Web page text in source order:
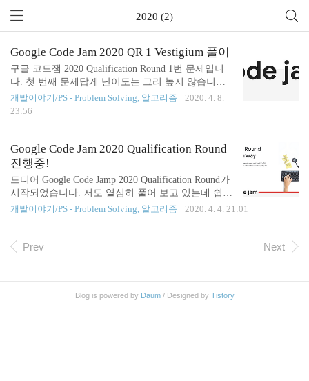
2020 (2)
Google Code Jam 2020 QR 1 Vestigium 풀이
구글 코드잼 2020 Qualification Round 1번 문제입니
다. 첫 번째 문제답게 난이도는 그리 높지 않습니다.
문제를 읽어 봅시다. 문제를 해석해 봅시다. Vestigiu
m은 라틴어로 "추적하다(trace)"를 의미합니다. 이 문
선(왼쪽 위에서 오른쪽 아래로 긋는)의 합입니다. N-
by-N 매트릭스 이면서 행(row)과 열(column)의 숫자
가 N개의 서로 다른 숫자이면서 반복되지 않는다면
Latin square입니다. 주어지는 매트릭스는 1과 N사이
의 숫자로 이루어져 있습니다. 우리는 trace를 구하고
싶고 이 매트릭스가 natural Latin sq..
개발이야기/PS - Problem Solving, 알고리즘
2020. 4. 8.
23:56
Google Code Jam 2020 Qualification Round
진행중!
드디어 Google Code Jamp 2020 Qualification Round가
시작되었습니다. 저도 열심히 풀어 보고 있는데 쉽지
않네요. 통과 기준은 30점입니다. 대시보드에 몇 점
네요. 1번 문제는 Vestigium 7점짜리 문제입니다. 대
숫자가 있는 행의 개수와 열의 개수를 구하면 됩니
개발이야기/PS - Problem Solving, 알고리즘 2020. 4. 4. 21:01
Prev Next
Blog is powered by Daum/ Designed by Tistory